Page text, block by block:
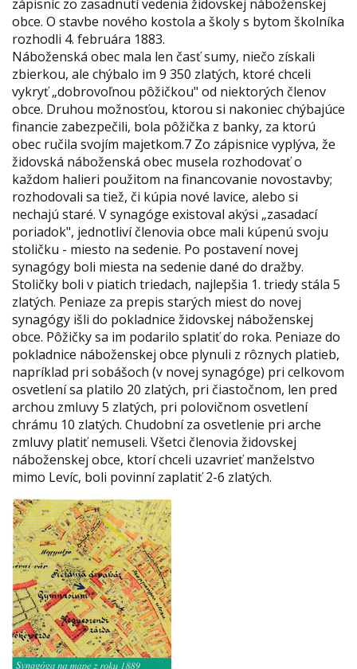
zápisníc zo zasadnutí vedenia židovskej náboženskej
obce. O stavbe nového kostola a školy s bytom školníka
rozhodli 4. februára 1883.
Náboženská obec mala len časť sumy, niečo získali
zbierkou, ale chýbalo im 9 350 zlatých, ktoré chceli
vykryť „dobrovoľnou pôžičkou" od niektorých členov
obce. Druhou možnosťou, ktorou si nakoniec chýbajúce
financie zabezpečili, bola pôžička z banky, za ktorú
obec ručila svojím majetkom.7 Zo zápisnice vyplýva, že
židovská náboženská obec musela rozhodovať o
každom halieri použitom na financovanie novostavby;
rozhodovali sa tiež, či kúpia nové lavice, alebo si
nechajú staré. V synagóge existoval akýsi „zasadací
poriadok", jednotliví členovia obce mali kúpenú svoju
stoličku - miesto na sedenie. Po postavení novej
synagógy boli miesta na sedenie dané do dražby.
Stoličky boli v piatich triedach, najlepšia 1. triedy stála 5
zlatých. Peniaze za prepis starých miest do novej
synagógy išli do pokladnice židovskej náboženskej
obce. Pôžičky sa im podarilo splatiť do roka. Peniaze do
pokladnice náboženskej obce plynuli z rôznych platieb,
napríklad pri sobášoch (v novej synagóge) pri celkovom
osvetlení sa platilo 20 zlatých, pri čiastočnom, len pred
archou zmluvy 5 zlatých, pri polovičnom osvetlení
chrámu 10 zlatých. Chudobní za osvetlenie pri arche
zmluvy platiť nemuseli. Všetci členovia židovskej
náboženskej obce, ktorí chceli uzavrieť manželstvo
mimo Levíc, boli povinní zaplatiť 2-6 zlatých.